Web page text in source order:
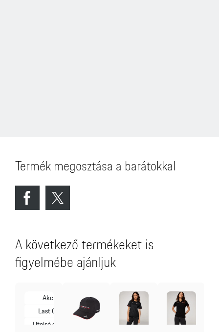
Termék megosztása a barátokkal
A következő termékeket is
figyelmébe ajánljuk
Akció
Last Call
Utolsó darab